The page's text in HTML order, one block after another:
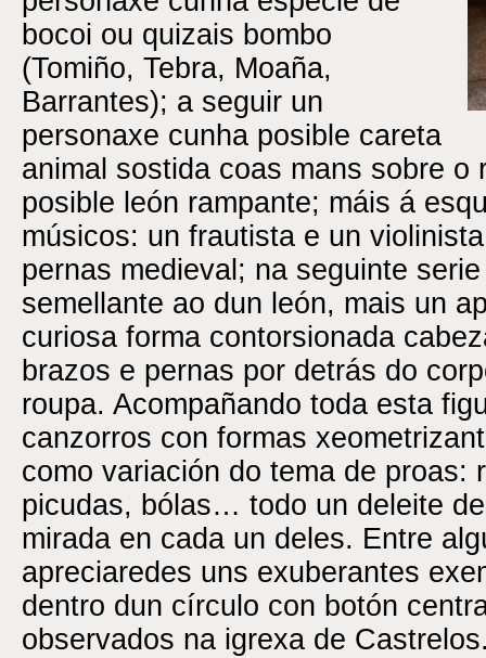
bocoi ou quizais bombo
(Tomiño, Tebra, Moaña,
Barrantes); a seguir un
personaxe cunha posible careta
animal sostida coas mans sobre o
posible león rampante; máis á
músicos: un frautista e un
pernas medieval; na seguinte
semellante ao dun león, mais un
curiosa forma contorsionada
brazos e pernas por detrás do
roupa. Acompañando toda esta
canzorros con formas
como variación do tema de proas:
picudas, bólas… todo un deleite
mirada en cada un deles. Entre
apreciaredes uns exuberantes
dentro dun círculo con botón
observados na igrexa de